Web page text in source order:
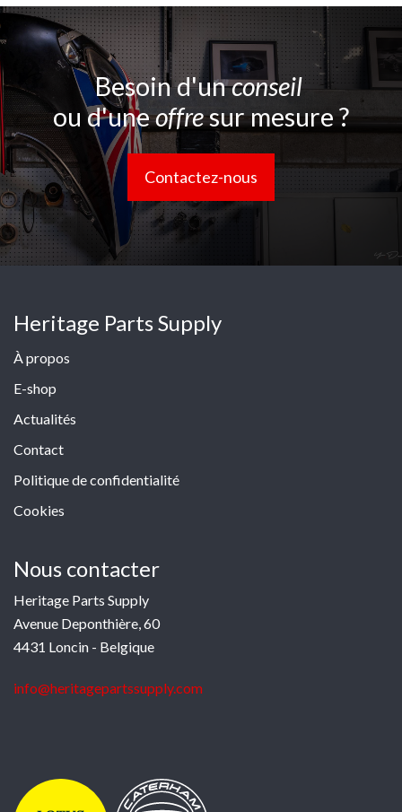
Besoin d'unconseil
ou d'uneoffresur mesure ?
Contactez-nous
Heritage Parts Supply
À propos
E-shop
Actualités
Contact
Politique de confidentialité
Cookies
Nous contacter
Heritage Parts Supply
Avenue Deponthière, 60
4431 Loncin - Belgique
info@heritagepartssupply.com